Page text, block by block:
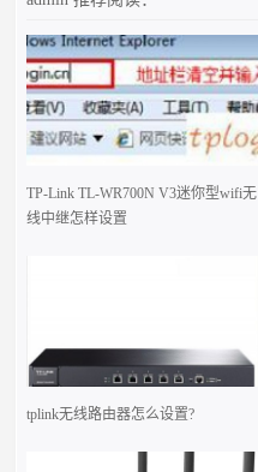
TP-Link TL-WR700N V3迷你型wifi无
线中继怎样设置
tplink无线路由器怎么设置?